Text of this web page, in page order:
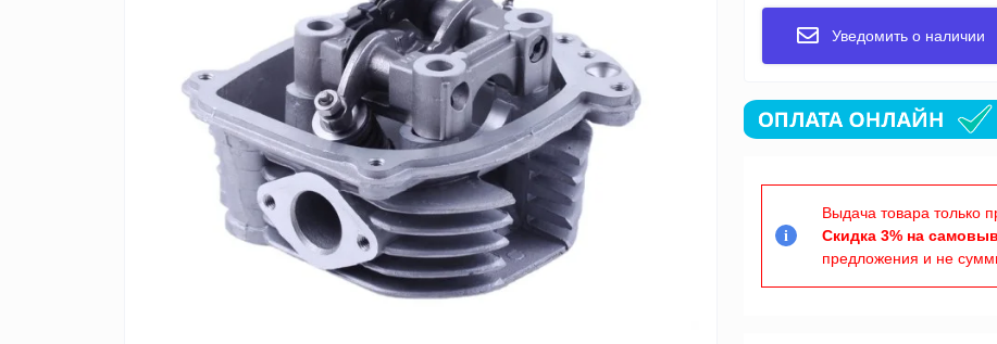
Уведомить о наличии
i
Выдача товара только
Скидка 3% на
предложения и не